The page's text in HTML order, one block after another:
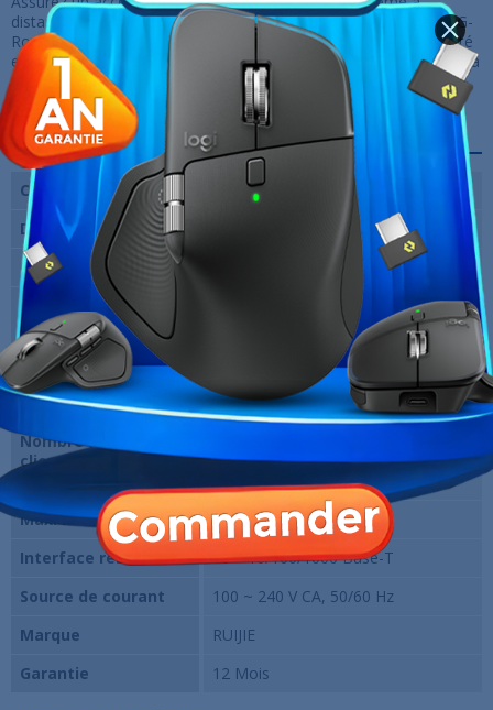
distance, renforçant ainsi la sécurité de votre réseau. Avec le RG-
RouterPro, la simplicité d'utilisation ne compromet pas la fiabilité
et la sécurité, offrant ainsi une solution complète pour répondre à
vos besoins en matière de connectivité.
Fiche technique
Certification
CE, ROHS
Dimensions
202 mm × 107 mm × 28 mm
Capacité RAM
Capacité de
stockage
16 Mo de mémoire Flash
Bande passante
Sortie PoE
802.3af/at sur LAN1-8
Nombre maximal de
clients
Max. Ports WAN
4 × 10/100/1000 Base-T
Interface réseau
10 × 10/100/1000 Base-T
Source de courant
100 ~ 240 V CA, 50/60 Hz
Marque
RUIJIE
Garantie
12 Mois